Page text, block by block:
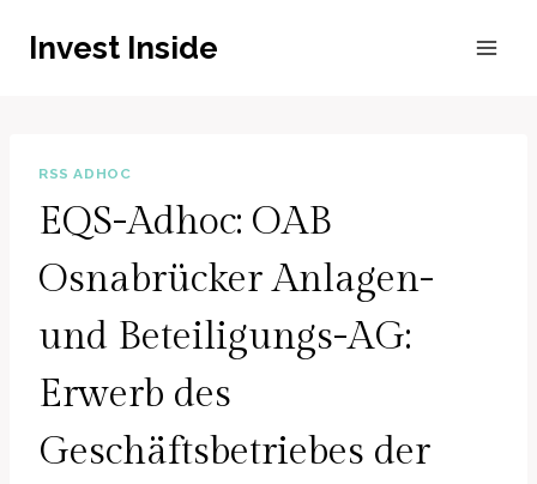
InhaltInvest Inside
RSS ADHOC
EQS-Adhoc: OAB
Osnabrücker Anlagen-
und Beteiligungs-AG:
Erwerb des
Geschäftsbetriebes der